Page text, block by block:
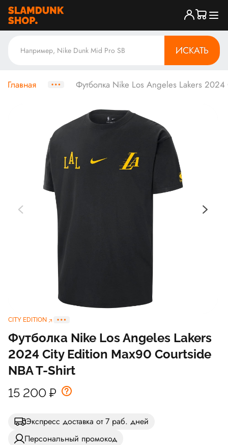
ИСКАТЬ
Главная Футболка Nike Los Angeles Lakers
CITY EDITION
Футболка Nike Los Angeles Lakers
2024 City Edition Max90 Courtside
NBA T-Shirt
15 200 ₽
Экспресс доставка от 7 раб. дней
Персональный промокод